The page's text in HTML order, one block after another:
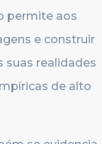
permite aos
e construir
suas realidades
de alto